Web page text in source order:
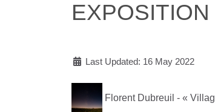
Last Updated: 16 May 2022
Florent Dubreuil - «